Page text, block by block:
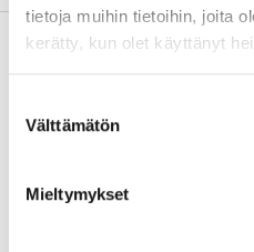
tietoja muihin tietoihin, joita
kerätty, kun olet käyttänyt
valinta
Välttämätön
Mieltymykset
Kuvaus